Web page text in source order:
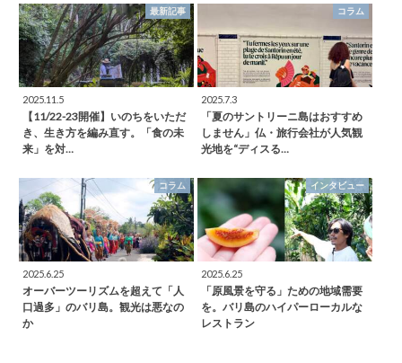
最新記事
2025.11.5
【11/22-23開催】いのちをいただ
き、生き方を編み直す。「食の未
来」を対…
コラム
2025.7.3
「夏のサントリーニ島はおすすめ
しません」仏・旅行会社が人気観
光地を“ディスる…
コラム
2025.6.25
オーバーツーリズムを超えて「人
口過多」のバリ島。観光は悪なの
か
インタビュー
2025.6.25
「原風景を守る」ための地域需要
を。バリ島のハイパーローカルな
レストラン